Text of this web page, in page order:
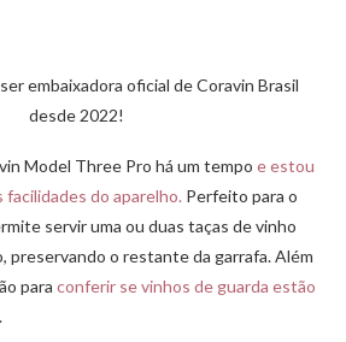
embaixadora oficial de Coravin Brasil
desde 2022!
Model Three Pro há um tempo e estou
do aparelho. Perfeito para o
servir uma ou duas taças de vinho
preservando o restante da garrafa. Além
para conferir se vinhos de guarda estão